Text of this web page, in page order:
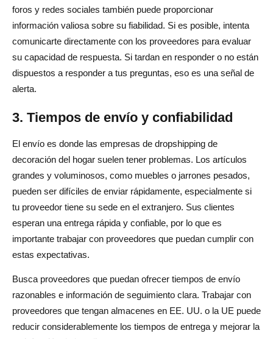
foros y redes sociales también puede proporcionar
información valiosa sobre su fiabilidad. Si es posible, intenta
comunicarte directamente con los proveedores para evaluar
su capacidad de respuesta. Si tardan en responder o no están
dispuestos a responder a tus preguntas, eso es una señal de
alerta.
3. Tiempos de envío y confiabilidad
El envío es donde las empresas de dropshipping de
decoración del hogar suelen tener problemas. Los artículos
grandes y voluminosos, como muebles o jarrones pesados,
pueden ser difíciles de enviar rápidamente, especialmente si
tu proveedor tiene su sede en el extranjero. Sus clientes
esperan una entrega rápida y confiable, por lo que es
importante trabajar con proveedores que puedan cumplir con
estas expectativas.
Busca proveedores que puedan ofrecer tiempos de envío
razonables e información de seguimiento clara. Trabajar con
proveedores que tengan almacenes en EE. UU. o la UE puede
reducir considerablemente los tiempos de entrega y mejorar la